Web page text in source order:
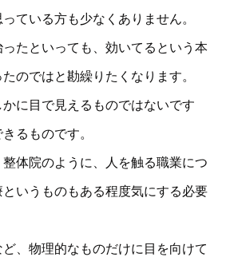
ている方も少なくありません。
たといっても、効いてるという本
のではと勘繰りたくなります。
に目で見えるものではないです
るものです。
体院のように、人を触る職業につ
いうものもある程度気にする必要
、物理的なものだけに目を向けて